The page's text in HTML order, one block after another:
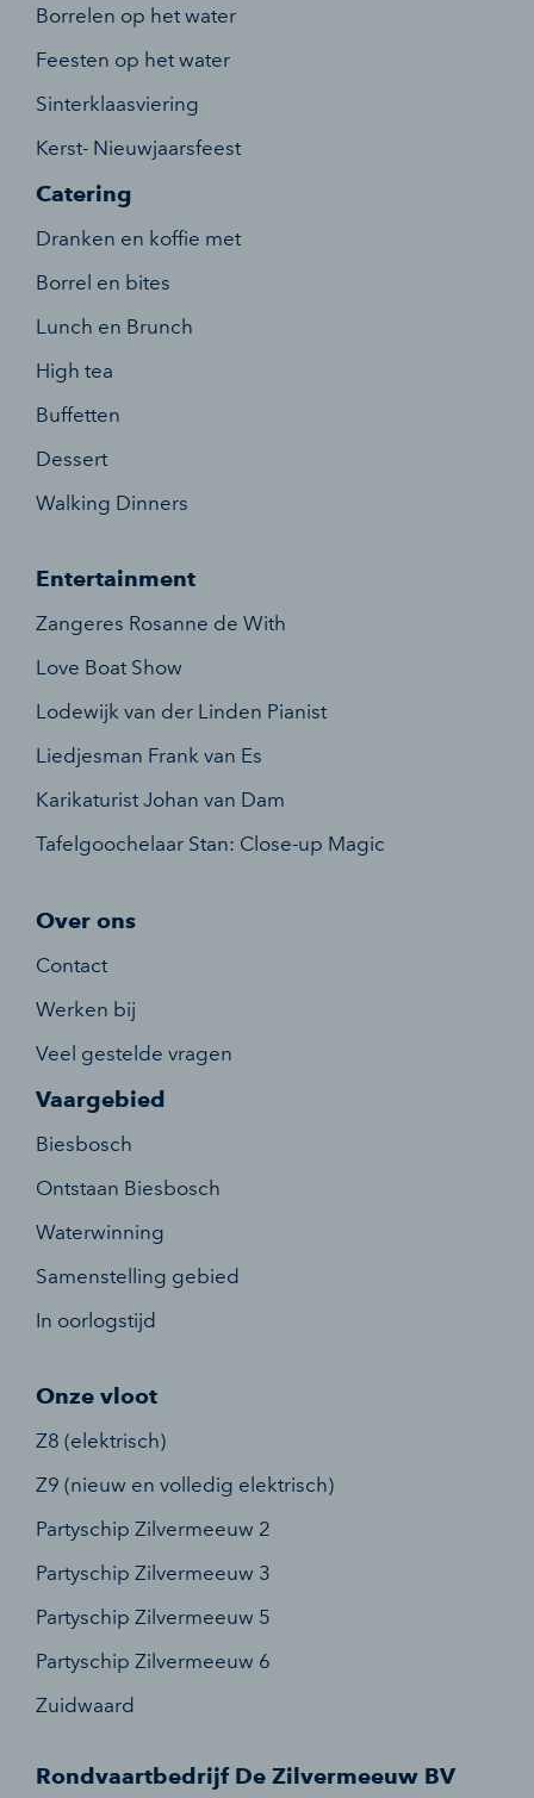
Borrelen op het water
Feesten op het water
Sinterklaasviering
Kerst- Nieuwjaarsfeest
Catering
Dranken en koffie met
Borrel en bites
Lunch en Brunch
High tea
Buffetten
Dessert
Walking Dinners
Entertainment
Zangeres Rosanne de With
Love Boat Show
Lodewijk van der Linden Pianist
Liedjesman Frank van Es
Karikaturist Johan van Dam
Tafelgoochelaar Stan: Close-up Magic
Over ons
Contact
Werken bij
Veel gestelde vragen
Vaargebied
Biesbosch
Ontstaan Biesbosch
Waterwinning
Samenstelling gebied
In oorlogstijd
Onze vloot
Z8 (elektrisch)
Z9 (nieuw en volledig elektrisch)
Partyschip Zilvermeeuw 2
Partyschip Zilvermeeuw 3
Partyschip Zilvermeeuw 5
Partyschip Zilvermeeuw 6
Zuidwaard
Rondvaartbedrijf De Zilvermeeuw BV